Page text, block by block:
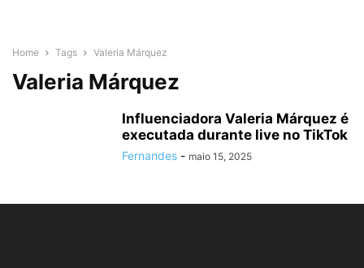
Home Tags Valeria Márquez
Valeria Márquez
Influenciadora Valeria Márquez é
executada durante live no TikTok
Fernandes - maio 15, 2025